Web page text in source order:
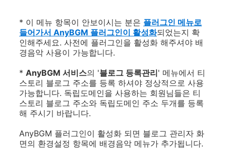
* 이 메뉴 항목이 안보이시는 분은 플러그인 메뉴로
들어가서 AnyBGM 플러그인이 활성화되었는지 확
인해주세요. 사전에 플러그인을 활성화 해주셔야 배
경음악 사용이 가능합니다.
* AnyBGM 서비스의 '블로그 등록관리' 메뉴에서 티
스토리 블로그 주소를 등록 하셔야 정상적으로 사용
가능합니다. 독립도메인을 사용하는 회원님들은 티
스토리 블로그 주소와 독립도메인 주소 두개를 등록
해 주시기 바랍니다.
AnyBGM 플러그인이 활성화 되면 블로그 관리자 화
면의 환경설정 항목에 배경음악 메뉴가 추가됩니다.